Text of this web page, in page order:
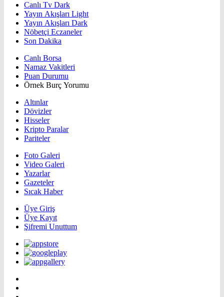
Canlı Tv Dark
Yayın Akışları Light
Yayın Akışları Dark
Nöbetçi Eczaneler
Son Dakika
Canlı Borsa
Namaz Vakitleri
Puan Durumu
Örnek Burç Yorumu
Altınlar
Dövizler
Hisseler
Kripto Paralar
Pariteler
Foto Galeri
Video Galeri
Yazarlar
Gazeteler
Sıcak Haber
Üye Giriş
Üye Kayıt
Şifremi Unuttum